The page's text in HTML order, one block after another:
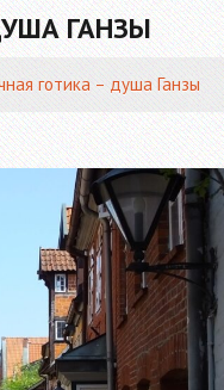
ГАНЗЫ
готика – душа Ганзы